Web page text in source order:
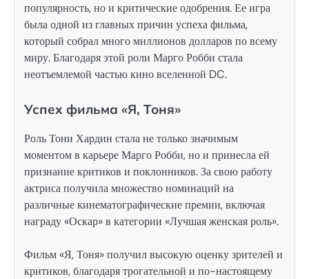
популярность, но и критические одобрения. Ее игра
была одной из главных причин успеха фильма,
который собрал много миллионов долларов по всему
миру. Благодаря этой роли Марго Робби стала
неотъемлемой частью кино вселенной DC.
Успех фильма «Я, Тоня»
Роль Тони Хардин стала не только значимым
моментом в карьере Марго Робби, но и принесла ей
признание критиков и поклонников. За свою работу
актриса получила множество номинаций на
различные кинематографические премии, включая
награду «Оскар» в категории «Лучшая женская роль».
Фильм «Я, Тоня» получил высокую оценку зрителей и
критиков, благодаря трогательной и по-настоящему